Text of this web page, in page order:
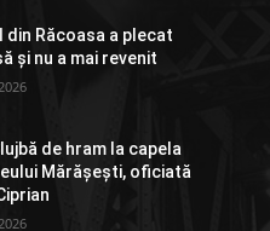
din Răcoasa a plecat
și nu a mai revenit
de hram la capela
Mărășești, oficiată